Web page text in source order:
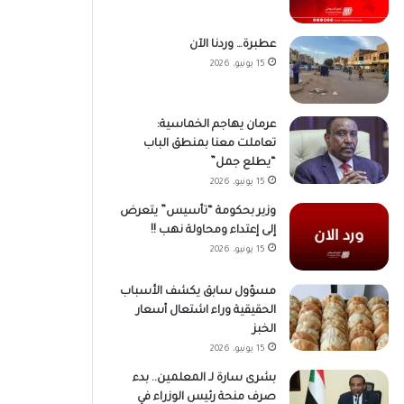
عطبرة… وردنا الآن
15 يونيو، 2026
عرمان يهاجم الخماسية:
تعاملت معنا بمنطق الباب
“يطلع جمل”
15 يونيو، 2026
وزير بحكومة “تأسيس” يتعرض
إلى إعتداء ومحاولة نهب !!
15 يونيو، 2026
مسؤول سابق يكشف الأسباب
الحقيقية وراء اشتعال أسعار
الخبز
15 يونيو، 2026
بشرى سارة لـ المعلمين.. بدء
صرف منحة رئيس الوزراء في